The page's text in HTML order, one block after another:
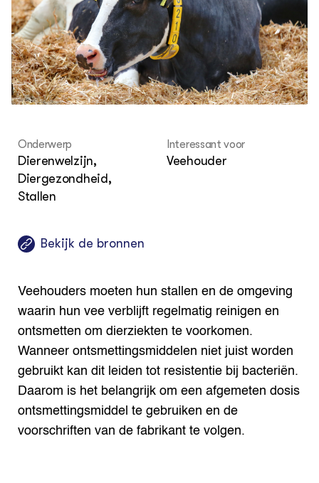
Columns & Blogs
ZIE OOK
In de regio
Projecten
Lectoraten
Practoraten
LEREN
Wiki Groen Kennisnet
Contact
Search the Knowledge base
Onderwerp
Dierenwelzijn,
Diergezondheid,
Stallen
Interessant voor
Veehouder
Bekijk de bronnen
Veehouders moeten hun stallen en de omgeving
waarin hun vee verblijft regelmatig reinigen en
ontsmetten om dierziekten te voorkomen.
Wanneer ontsmettingsmiddelen niet juist worden
gebruikt kan dit leiden tot resistentie bij bacteriën.
Daarom is het belangrijk om een afgemeten dosis
ontsmettingsmiddel te gebruiken en de
voorschriften van de fabrikant te volgen.